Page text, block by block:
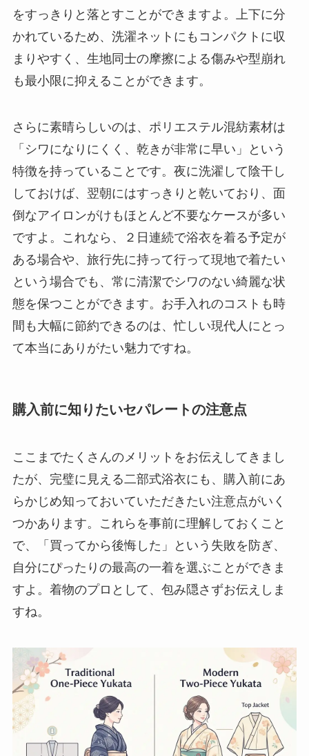
をすっきりと落とすことができますよ。上下に分
かれているため、洗濯ネットにもコンパクトに収
まりやすく、生地同士の摩擦による傷みや型崩れ
も最小限に抑えることができます。
さらに素晴らしいのは、ポリエステル混紡素材は
「シワになりにくく、乾きが非常に早い」という
特徴を持っていることです。夜に洗濯して陰干し
しておけば、翌朝にはすっきりと乾いており、面
倒なアイロンがけもほとんど不要なケースが多い
ですよ。これなら、２日連続で浴衣を着る予定が
ある場合や、旅行先に持って行って現地で着たい
という場合でも、常に清潔でシワのない綺麗な状
態を保つことができます。お手入れのコストも時
間も大幅に節約できるのは、忙しい現代人にとっ
て本当にありがたい魅力ですね。
購入前に知りたいセパレートの注意点
ここまでたくさんのメリットをお伝えしてきまし
たが、完璧に見える二部式浴衣にも、購入前にあ
らかじめ知っておいていただきたい注意点がいく
つかあります。これらを事前に理解しておくこと
で、「買ってから後悔した」という失敗を防ぎ、
自分にぴったりの最高の一着を選ぶことができま
すよ。着物のプロとして、包み隠さずお伝えしま
すね。